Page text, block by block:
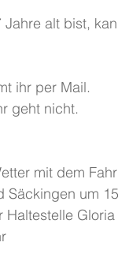
ihr per Mail.
geht nicht.
Wetter mit dem
Bad Säckingen um
bei Regenwetter